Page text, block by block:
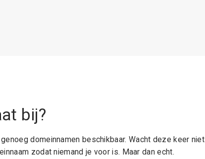
bij?
domeinnamen beschikbaar. Wacht deze keer niet
zodat niemand je voor is. Maar dan echt.